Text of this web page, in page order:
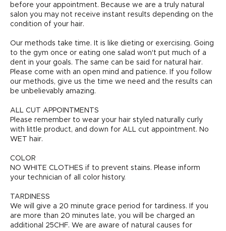
before your appointment. Because we are a truly natural
salon you may not receive instant results depending on the
condition of your hair.
Our methods take time. It is like dieting or exercising. Going
to the gym once or eating one salad won't put much of a
dent in your goals. The same can be said for natural hair.
Please come with an open mind and patience. If you follow
our methods, give us the time we need and the results can
be unbelievably amazing.
ALL CUT APPOINTMENTS
Please remember to wear your hair styled naturally curly
with little product, and down for ALL cut appointment. No
WET hair.
COLOR
NO WHITE CLOTHES if to prevent stains. Please inform
your technician of all color history.
TARDINESS
We will give a 20 minute grace period for tardiness. If you
are more than 20 minutes late, you will be charged an
additional 25CHF. We are aware of natural causes for